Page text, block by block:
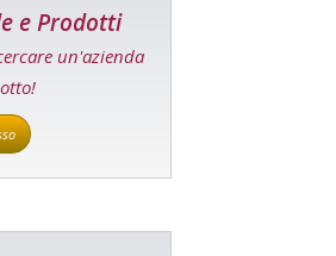
e Prodotti
un'azienda